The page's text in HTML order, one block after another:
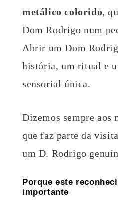
metálico colorido,
Dom Rodrigo num
Abrir um Dom
história, um ritual e
sensorial única.
Dizemos sempre aos
que faz parte da
um D. Rodrigo
Porque este
importante